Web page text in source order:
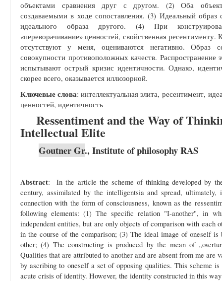
объектами сравнения друг с другом. (2) Оба
создаваемыми в ходе сопоставления. (3) Идеальный образ
идеального образа другого. (4) При
«переворачивание» ценностей, свойственная
отсутствуют у меня, оцениваются негативно. Образ
совокупности противоположных качеств.
испытывают острый кризис идентичности. Однако,
скорее всего, оказывается иллюзорной.
Ключевые слова: интеллектуальная элита, ресентимент,
ценностей, идентичность
Ressentiment and the Way of
Intellectual Elite
Goutner Gr., Institute of philosophy RAS
Abstract: In the article the scheme of thinking developed by
century, assimilated by the intelligentsia and spread,
connection with the form of consciousness, known as the
following elements: (1) The specific relation "I-another", in
independent entities, but are only objects of comparison with each
in the course of the comparison; (3) The ideal image of oneself
other; (4) The constructing is produced by the mean of
Qualities that are attributed to another and are absent from me are
by ascribing to oneself a set of opposing qualities. This scheme
acute crisis of identity. However, the identity constructed in this